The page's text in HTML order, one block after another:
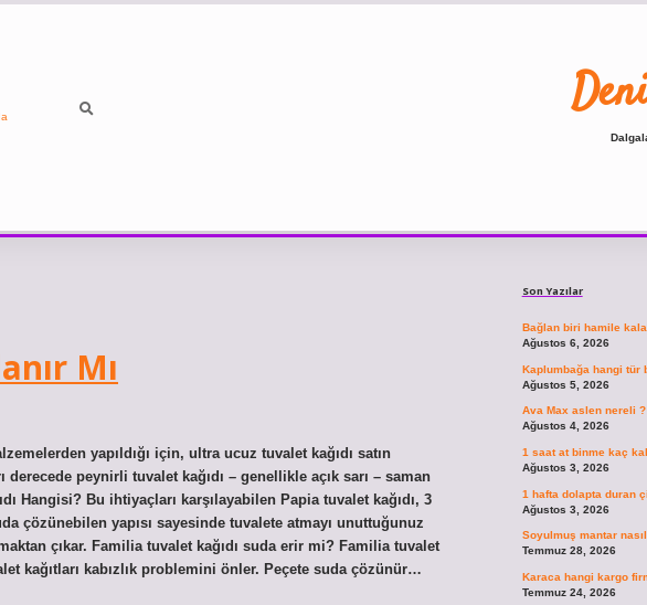
Mı
yapıldığı için, ultra ucuz tuvalet kağıdı satın
peynirli tuvalet kağıdı – genellikle açık sarı – saman
Hangisi? Bu ihtiyaçları karşılayabilen Papia tuvalet kağıdı, 3
çözünebilen yapısı sayesinde tuvalete atmayı unuttuğunuz
çıkar. Familia tuvalet kağıdı suda erir mi? Familia tuvalet
kağıtları kabızlık problemini önler. Peçete suda çözünür…
Son Yazılar
Bağlan biri hamile
Ağustos 6, 2026
Kaplumbağa hangi tür
Ağustos 5, 2026
Ava Max aslen nereli ?
Ağustos 4, 2026
1 saat at binme kaç
Ağustos 3, 2026
1 hafta dolapta duran
Ağustos 3, 2026
Soyulmuş mantar
Temmuz 28, 2026
Karaca hangi kargo
Temmuz 24, 2026
ilbetvdcasino giriş